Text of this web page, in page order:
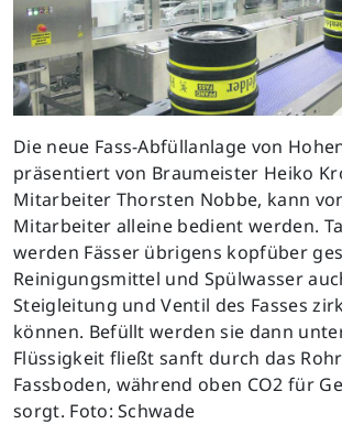
Die neue Fass-Abfüllanlage von
präsentiert von Braumeister Heiko
Mitarbeiter Thorsten Nobbe, kann
Mitarbeiter alleine bedient werden.
werden Fässer übrigens kopfüber
Reinigungsmittel und Spülwasser
Steigleitung und Ventil des Fasses
können. Befüllt werden sie dann
Flüssigkeit fließt sanft durch das
Fassboden, während oben CO2 für
sorgt. Foto: Schwade